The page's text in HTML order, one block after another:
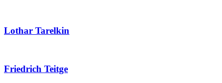
Lothar Tarelkin
Friedrich Teitge